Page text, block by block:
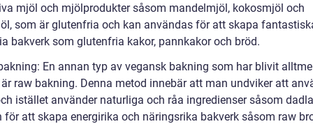
mjöl och mjölprodukter såsom mandelmjöl, kokosmjöl och
som är glutenfria och kan användas för att skapa
bakverk som glutenfria kakor, pannkakor och bröd.
En annan typ av vegansk bakning som har blivit
raw bakning. Denna metod innebär att man undviker att
istället använder naturliga och råa ingredienser såsom
för att skapa energirika och näringsrika bakverk såsom raw